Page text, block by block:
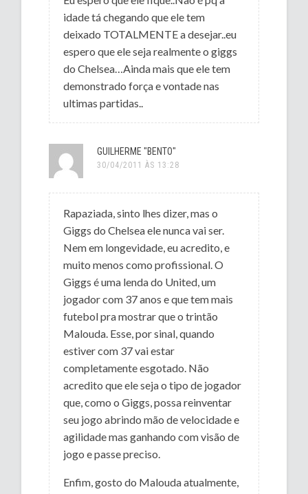
idade tá chegando que ele tem
deixado TOTALMENTE a desejar..eu
espero que ele seja realmente o giggs
do Chelsea…Ainda mais que ele tem
demonstrado força e vontade nas
ultimas partidas..
GUILHERME "BENTO"
30/04/2011 ÀS 13:28
Rapaziada, sinto lhes dizer, mas o
Giggs do Chelsea ele nunca vai ser.
Nem em longevidade, eu acredito, e
muito menos como profissional. O
Giggs é uma lenda do United, um
jogador com 37 anos e que tem mais
futebol pra mostrar que o trintão
Malouda. Esse, por sinal, quando
estiver com 37 vai estar
completamente esgotado. Não
acredito que ele seja o tipo de jogador
que, como o Giggs, possa reinventar
seu jogo abrindo mão de velocidade e
agilidade mas ganhando com visão de
jogo e passe preciso.
Enfim, gosto do Malouda atualmente,